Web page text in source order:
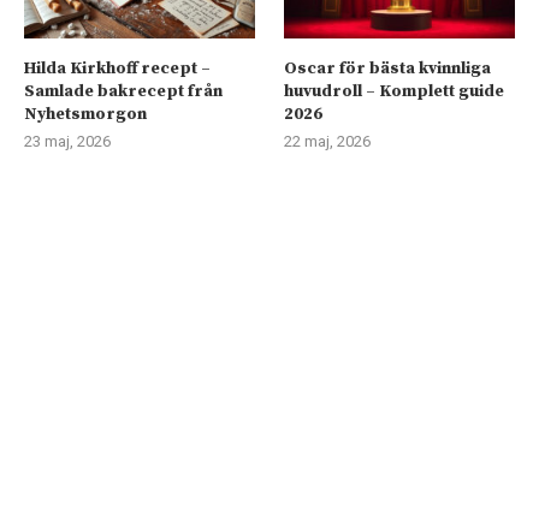
Hilda Kirkhoff recept –
Samlade bakrecept från
Nyhetsmorgon
23 maj, 2026
Oscar för bästa kvinnliga
huvudroll – Komplett guide
2026
22 maj, 2026